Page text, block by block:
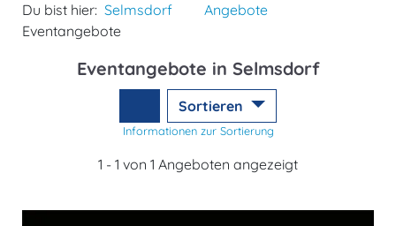
Du bist hier: Selmsdorf
Angebote
Eventangebote
Eventangebote in Selmsdorf
Sortieren
Informationen zur Sortierung
1 - 1 von 1 Angeboten angezeigt